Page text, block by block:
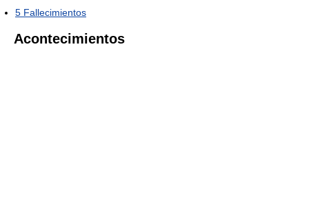
5 Fallecimientos
Acontecimientos